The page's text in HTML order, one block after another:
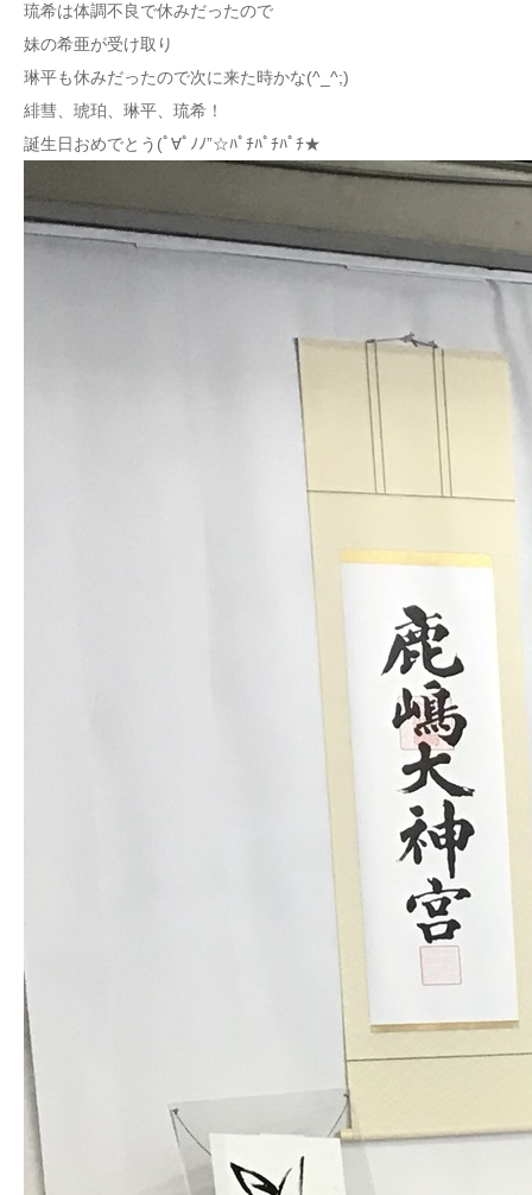
琉希は体調不良で休みだったので
妹の希亜が受け取り
琳平も休みだったので次に来た時かな(^_^;)
緋彗、琥珀、琳平、琉希！
誕生日おめでとう(ﾟ∀ﾟﾉﾉ”☆ﾊﾟﾁﾊﾟﾁﾊﾟﾁ★